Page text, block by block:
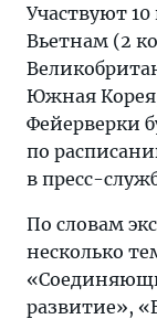
Участвуют
Вьетнам (2
Южная
Фейерверки
по
в пресс-
По словам
несколько
развитие»,